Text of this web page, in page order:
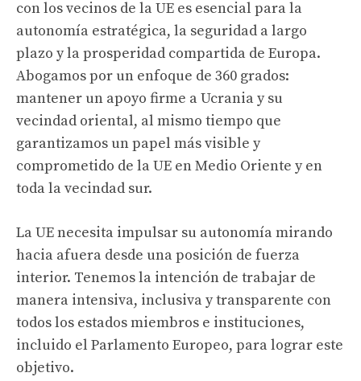
con los vecinos de la UE es esencial para la
autonomía estratégica, la seguridad a largo
plazo y la prosperidad compartida de Europa.
Abogamos por un enfoque de 360 ​​grados:
mantener un apoyo firme a Ucrania y su
vecindad oriental, al mismo tiempo que
garantizamos un papel más visible y
comprometido de la UE en Medio Oriente y en
toda la vecindad sur.
La UE necesita impulsar su autonomía mirando
hacia afuera desde una posición de fuerza
interior. Tenemos la intención de trabajar de
manera intensiva, inclusiva y transparente con
todos los estados miembros e instituciones,
incluido el Parlamento Europeo, para lograr este
objetivo.